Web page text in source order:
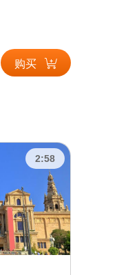
购买
2:58